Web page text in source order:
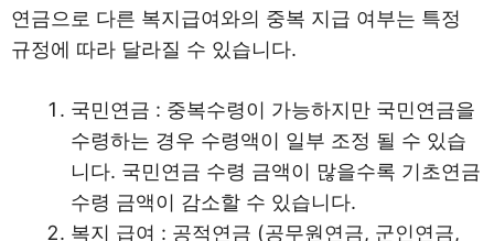
연금으로 다른 복지급여와의 중복 지급 여부는 특정
규정에 따라 달라질 수 있습니다.
국민연금 : 중복수령이 가능하지만 국민연금을
수령하는 경우 수령액이 일부 조정 될 수 있습
니다. 국민연금 수령 금액이 많을수록 기초연금
수령 금액이 감소할 수 있습니다.
복지 급여 : 공적연금 (공무원연금, 군인연금,